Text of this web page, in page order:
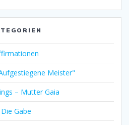
Meister"
– Mutter Gaia
Die Gabe